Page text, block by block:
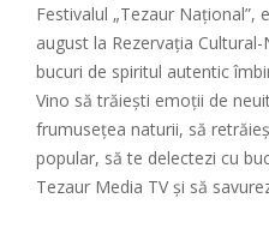
Festivalul „Tezaur Național”,
august la Rezervația Cultural-
bucuri de spiritul autentic
Vino să trăiești emoții de
frumusețea naturii, să
popular, să te delectezi cu
Tezaur Media TV și să